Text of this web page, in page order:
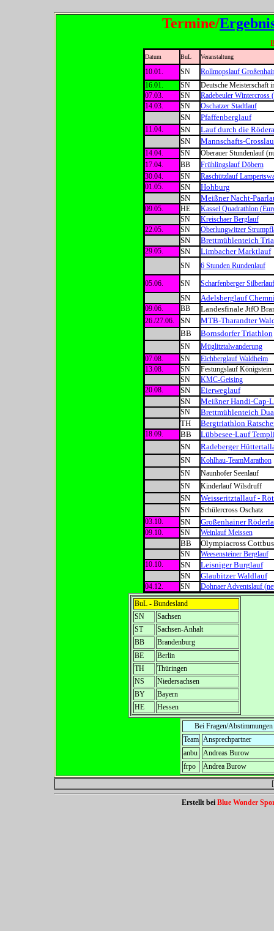
Termine/
Datum BuL Veranstaltung
10.01. SN
Rollmopslauf
16.01.
SN
Deutsche Meisterschaft
07.03.
SN
Radebeuler Wintercross
14.03.
SN Oschatzer Stadtlauf
SN Pfaffenberglauf
11.04. SN
Lauf durch die
SN
Mannschafts-
14.04. SN
Oberauer Stundenlauf
17.04.
BB
Frühlingslauf Döbern
30.04.
SN
Raschützlauf
01.05.
SN
Hohburg
SN
Meißner Nacht-
09.05. HE
Kassel Quadrathlon
SN
Kreischaer Berglauf
22.05.
SN Oberlungwitzer
SN Brettmühlenteich
29.05. SN Limbacher Marktlauf
SN 6 Stunden Rundenlauf
05.06. SN Scharfenberger Silberlauf
SN Adelsberglauf
09.06. BB Landesfinale JtfO
26./27.06. SN
MTB-Tharandter
BB
Bornsdorfer Triathlon
SN
Müglitztalwanderung
07.08.
SN
Eichberglauf Waldheim
13.08.
SN
Festungslauf Königstein
SN
KMC-Geising
20.08.
SN
Eierweglauf
SN
Meißner Handi-Cap-
SN
Brettmühlenteich
TH
Bergtriathlon
18.09. BB
Lübbesee-Lauf
SN
Radeberger
SN
Kohlhau-TeamMarathon
SN
Naunhofer Seenlauf
SN
Kinderlauf Wilsdruff
SN Weisseritztallauf -
SN
Schülercross Oschatz
03.10.
SN Großenhainer
09.10. SN Weinlauf Meissen
BB Olympiacross Cottbus
SN
Weesensteiner Berglauf
10.10.
SN
Leisniger Burglauf
SN
Glaubitzer Waldlauf
04.12. SN
Dohnaer Adventslauf
BuL - Bundesland
SN
Sachsen
ST
Sachsen-Anhalt
BB
Brandenburg
BE
Berlin
TH
Thüringen
NS
Niedersachsen
BY
Bayern
HE
Hessen
Bei Fragen/
Team Ansprechpartner
anbu
Andreas Burow
frpo
Andrea Burow
[
Erstellt bei Blue Wonder